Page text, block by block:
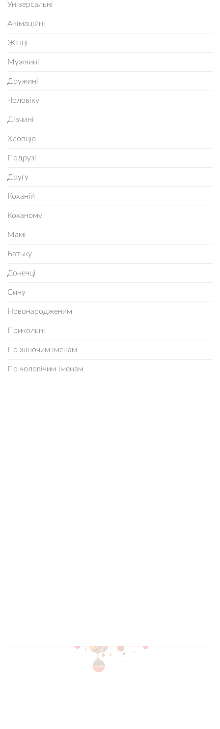
Універсальні
Анімаційні
Жінці
Мужчині
Дружині
Чоловіку
Дівчині
Хлопцю
Подрузі
Другу
Коханій
Коханому
Мамі
Батьку
Донечці
Сину
Новонародженим
Прикольні
По жіночим іменам
По чоловічим іменам